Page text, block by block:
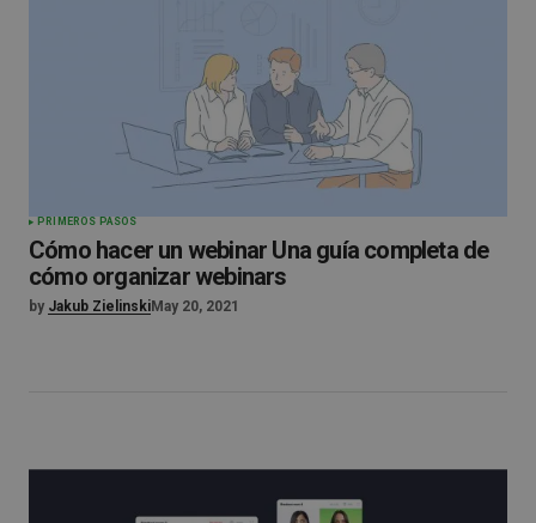
PRIMEROS PASOS
Cómo hacer un webinar Una guía completa de
cómo organizar webinars
by Jakub ZielinskiMay 20, 2021